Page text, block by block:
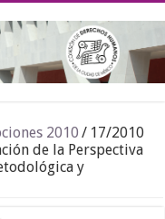
2010 / 17/2010
de la Perspectiva
y